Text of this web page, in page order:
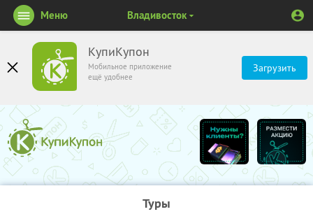
КупиКупон
Мобильное приложение
ещё удобнее
Загрузить
Меню Владивосток
Туры